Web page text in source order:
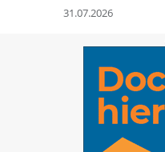
31.07.2026